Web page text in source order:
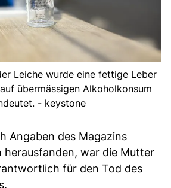
Leiche wurde eine fettige Leber
übermässigen Alkoholkonsum
- keystone
Angaben des Magazins
herausfanden, war die Mutter
für den Tod des